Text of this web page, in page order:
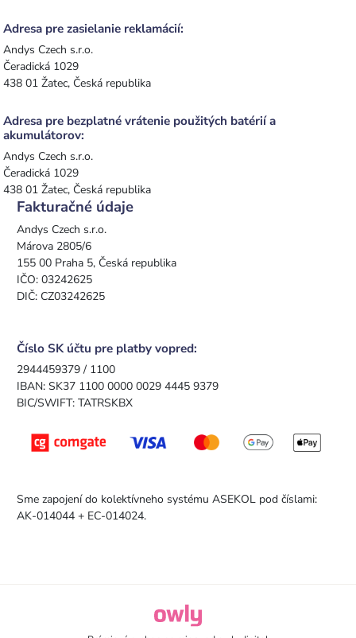
Adresa pre zasielanie reklamácií:
Andys Czech s.r.o.
Čeradická 1029
438 01 Žatec, Česká republika
Adresa pre bezplatné vrátenie použitých batérií a
akumulátorov:
Andys Czech s.r.o.
Čeradická 1029
438 01 Žatec, Česká republika
Fakturačné údaje
Andys Czech s.r.o.
Márova 2805/6
155 00 Praha 5, Česká republika
IČO: 03242625
DIČ: CZ03242625
Číslo SK účtu pre platby vopred:
2944459379 / 1100
IBAN: SK37 1100 0000 0029 4445 9379
BIC/SWIFT: TATRSKBX
Sme zapojení do kolektívneho systému ASEKOL pod číslami:
AK-014044 + EC-014024.
owly.digital - Logo